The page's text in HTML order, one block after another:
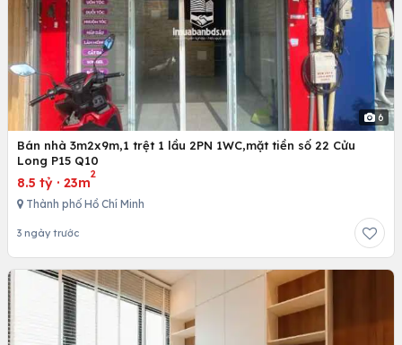
6
Bán nhà 3m2x9m,1 trệt 1 lầu 2PN 1WC,mặt tiền số 22 Cửu
Long P15 Q10
8.5 tỷ · 23m
2
Thành phố Hồ Chí Minh
3 ngày trước